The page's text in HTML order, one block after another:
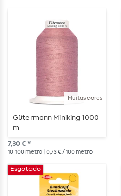
Muitas cores
Gütermann Miniking 1000
m
7,30 € *
10 100 metro | 0,73 € / 100 metro
Esgotado